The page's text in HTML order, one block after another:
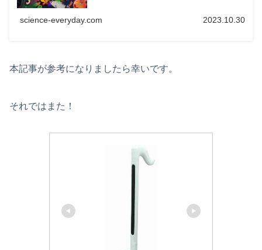
science-everyday.com 2023.10.30
本記事が参考になりましたら幸いです。
それではまた！